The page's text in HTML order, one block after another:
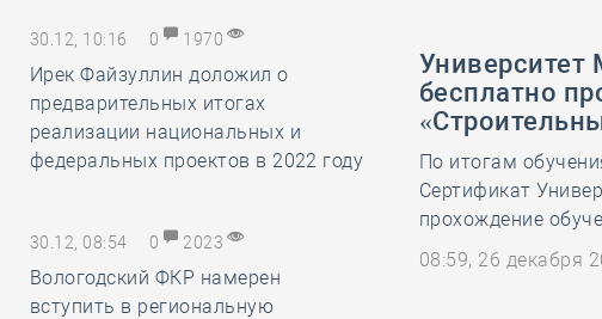
30.12, 10:16 0 1970
Ирек Файзуллин доложил о
предварительных итогах
реализации национальных и
федеральных проектов в 2022 году
30.12, 08:54 0 2023
Вологодский ФКР намерен
вступить в региональную
бесплатно
По итогам
Сертификат
прохождение
08:59, 26 декабря